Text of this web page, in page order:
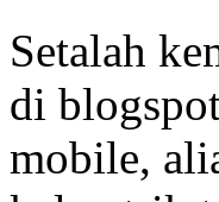
Setalah
di
mobile,